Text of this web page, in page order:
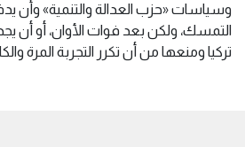
وسياسات «حزب العدالة والتنمية» وأن
التمسك، ولكن بعد فوات الأوان، أو أن
تركيا ومنعها من أن تكرر التجربة المرة